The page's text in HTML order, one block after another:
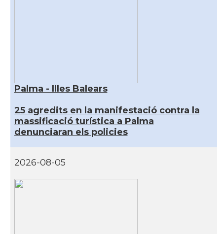
Palma - Illes Balears
25 agredits en la manifestació contra la
massificació turística a Palma
denunciaran els policies
2026-08-05